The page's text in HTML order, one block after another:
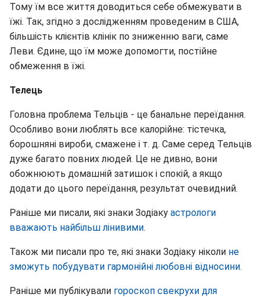
Тому їм все життя доводиться себе обмежувати в
їжі. Так, згідно з дослідженням проведеним в США,
більшість клієнтів клінік по зниженню ваги, саме
Леви. Єдине, що їм може допомогти, постійне
обмеження в їжі.
Телець
Головна проблема Тельців - це банальне переїдання.
Особливо вони люблять все калорійне: тістечка,
борошняні вироби, смажене і т. д. Саме серед Тельців
дуже багато повних людей. Це не дивно, вони
обожнюють домашній затишок і спокій, а якщо
додати до цього переїдання, результат очевидний.
Раніше ми писали, які знаки Зодіаку астрологи
вважають найбільш лінивими.
Також ми писали про те, які знаки Зодіаку ніколи не
зможуть побудувати гармонійні любовні відносини.
Раніше ми публікували гороскоп свекрухи для